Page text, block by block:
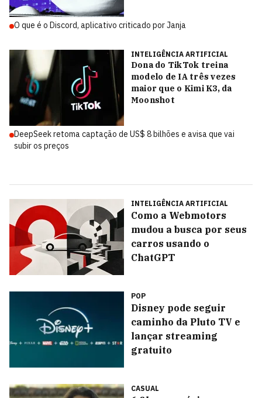
O que é o Discord, aplicativo criticado por Janja
INTELIGÊNCIA ARTIFICIAL
Dona do TikTok treina
modelo de IA três vezes
maior que o Kimi K3, da
Moonshot
DeepSeek retoma captação de US$ 8 bilhões e avisa que vai
subir os preços
INTELIGÊNCIA ARTIFICIAL
Como a Webmotors
mudou a busca por seus
carros usando o
ChatGPT
POP
Disney pode seguir
caminho da Pluto TV e
lançar streaming
gratuito
CASUAL